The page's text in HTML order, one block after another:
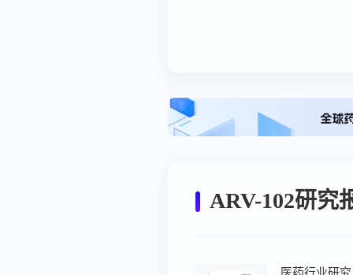
ARV-102研究